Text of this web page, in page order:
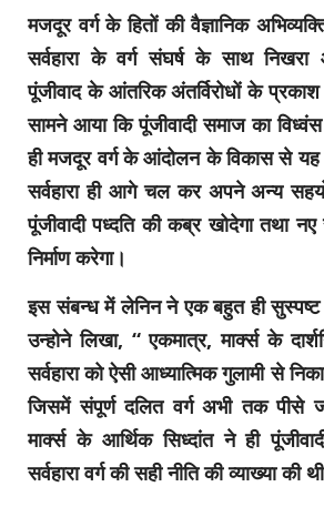
मजदूर वर्ग के हितों की वैज्ञानिक
सर्वहारा के वर्ग संघर्ष के साथ
पूंजीवाद के आंतरिक अंतर्विरोधों के
सामने आया कि पूंजीवादी समाज का
ही मजदूर वर्ग के आंदोलन के विकास से
सर्वहारा ही आगे चल कर अपने अन्य
पूंजीवादी पध्दति की कब्र खोदेगा तथा
निर्माण करेगा।
इस संबन्ध में लेनिन ने एक बहुत ही सुस्पष्ट
उन्होने लिखा, “ एकमात्र, मार्क्स के
सर्वहारा को ऐसी आध्यात्मिक गुलामी से
जिसमें संपूर्ण दलित वर्ग अभी तक पीसे
मार्क्स के आर्थिक सिध्दांत ने ही
सर्वहारा वर्ग की सही नीति की व्याख्या की